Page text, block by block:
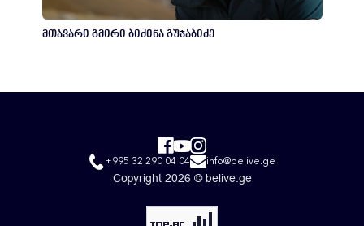
მთავარი გმირი ბიძინა გუჯაბიძე
+995 32 290 04 04 info@belive.ge
Copyright 2026 © belive.ge